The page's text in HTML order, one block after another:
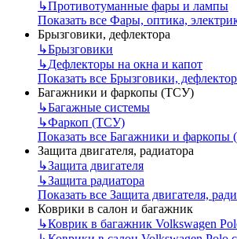
↳Противотуманные фары и лампы
Показать все Фары, оптика,
Брызговики, дефлектора
↳Брызговики
↳Дефлекторы на окна и капот
Показать все Брызговики,
Багажники и фаркопы (ТСУ)
↳Багажные системы
↳Фаркоп (ТСУ)
Показать все Багажники и
Защита двигателя, радиатора
↳Защита двигателя
↳Защита радиатора
Показать все Защита двигателя,
Коврики в салон и багажник
↳Коврик в багажник Volkswagen